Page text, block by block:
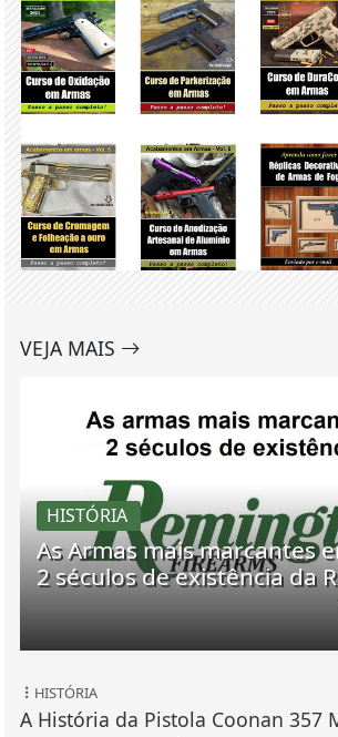
VEJA MAIS
HISTÓRIA
As Armas mais marcantes
2 séculos de existência da
HISTÓRIA
A História da Pistola Coonan 357